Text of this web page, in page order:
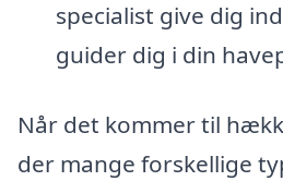
specialist give dig
guider dig i din
Når det kommer til
der mange forskellige